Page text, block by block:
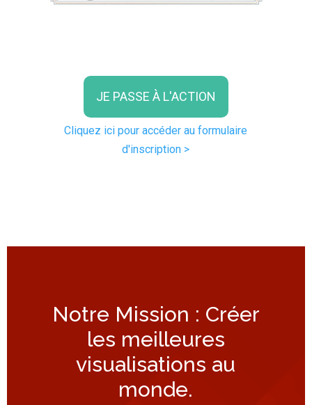
JE PASSE À L'ACTION
Cliquez ici pour accéder au formulaire
d'inscription >
Notre Mission : Créer
les meilleures
visualisations au
monde.